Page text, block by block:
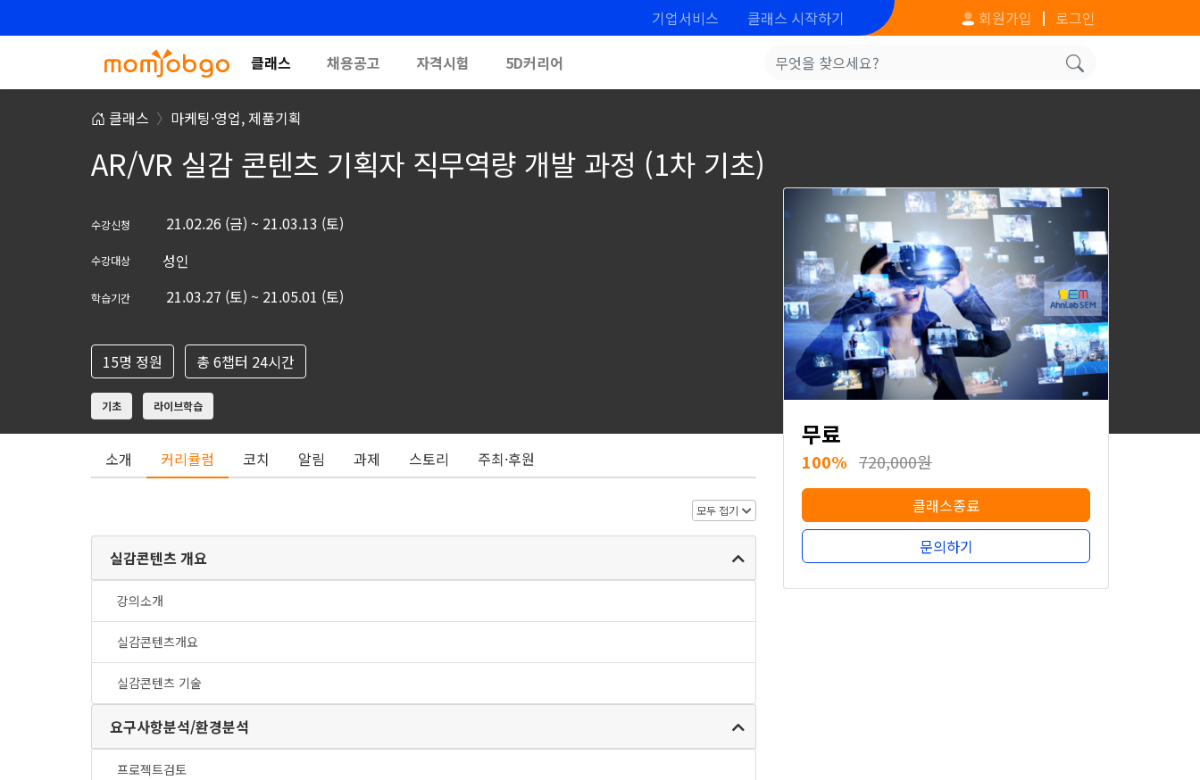
기업서비스 클래스 시작하기 회원가입 로그인
클래스 채용공고 자격시험 5D커리어
클래스 마케팅·영업,제품기획
AR/VR 실감 콘텐츠 기획자 직무역량 개발 과정 (1차 기초)
수강신청 21.02.26 (금) ~ 21.03.13 (토)
수강대상 성인
학습기간 21.03.27 (토) ~ 21.05.01 (토)
15명 정원 총 6챕터 24시간
기초 라이브학습
무료
100% 720,000원
클래스종료
문의하기
소개 커리큘럼 코치 알림 과제 스토리 주최·후원
모두 접기
실감콘텐츠 개요
강의소개
실감콘텐츠개요
실감콘텐츠 기술
요구사항분석/환경분석
프로젝트검토
무료